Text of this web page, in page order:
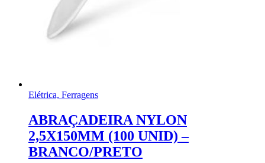
Elétrica, Ferragens
ABRAÇADEIRA NYLON
2,5X150MM (100 UNID) –
BRANCO/PRETO